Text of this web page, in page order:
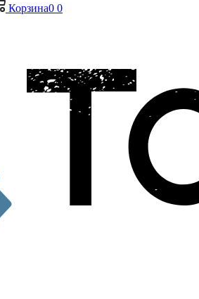
Корзина0 0